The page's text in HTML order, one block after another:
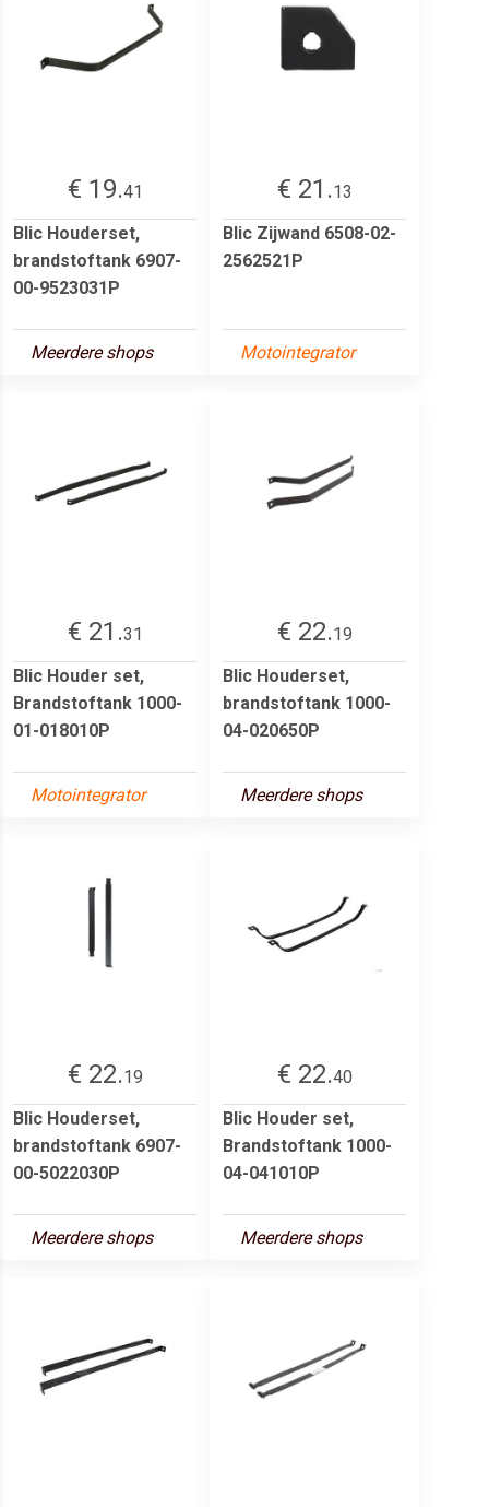
€ 19.41
Blic Houderset,
brandstoftank 6907-
00-9523031P
Meerdere shops
€ 21.13
Blic Zijwand 6508-02-
2562521P
Motointegrator
€ 21.31
Blic Houder set,
Brandstoftank 1000-
01-018010P
Motointegrator
€ 22.19
Blic Houderset,
brandstoftank 1000-
04-020650P
Meerdere shops
€ 22.19
Blic Houderset,
brandstoftank 6907-
00-5022030P
Meerdere shops
€ 22.40
Blic Houder set,
Brandstoftank 1000-
04-041010P
Meerdere shops